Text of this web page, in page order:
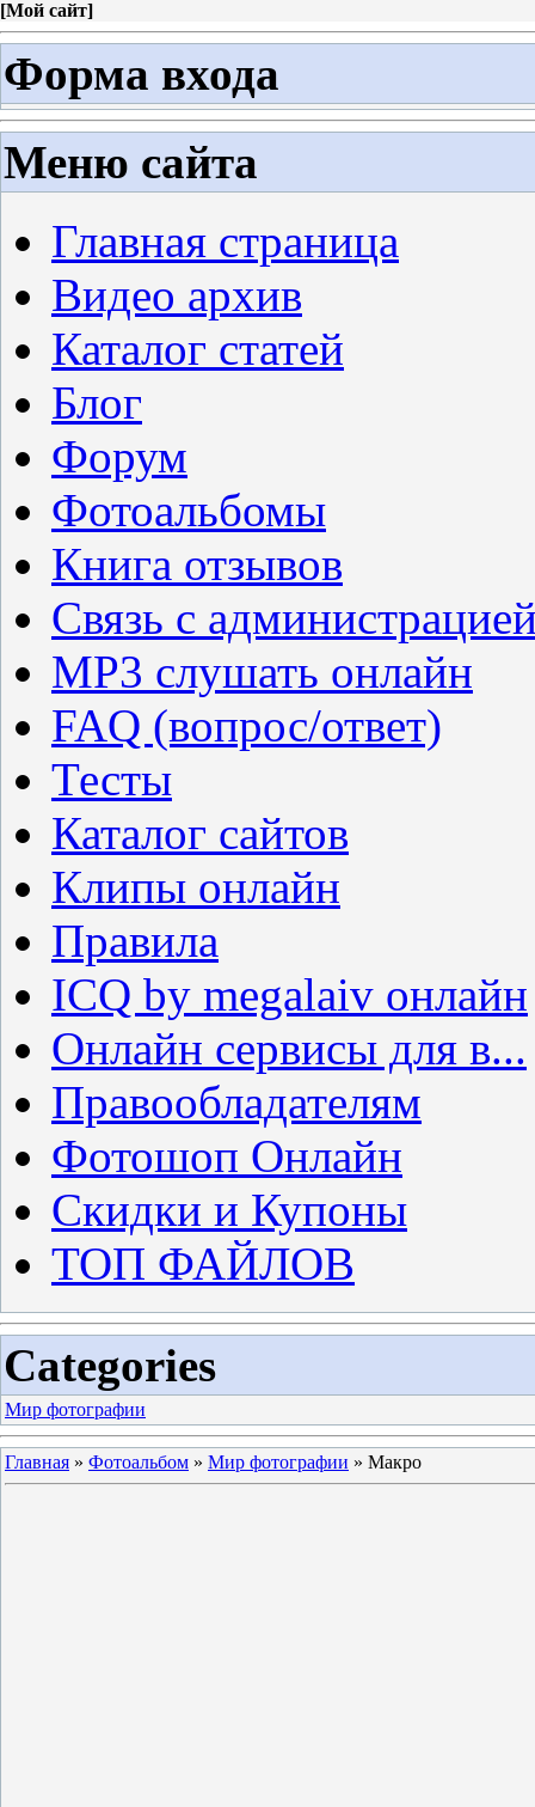
[Мой сайт]
Форма входа
Меню сайта
Главная страница
Видео архив
Каталог статей
Блог
Форум
Фотоальбомы
Книга отзывов
Связь с
MP3 слушать онлайн
FAQ (вопрос/ответ)
Тесты
Каталог сайтов
Клипы онлайн
Правила
ICQ by megalaiv онлайн
Онлайн сервисы для в...
Правообладателям
Фотошоп Онлайн
Скидки и Купоны
ТОП ФАЙЛОВ
Categories
Мир фотографии
Главная » Фотоальбом » Мир фотографии » Макро